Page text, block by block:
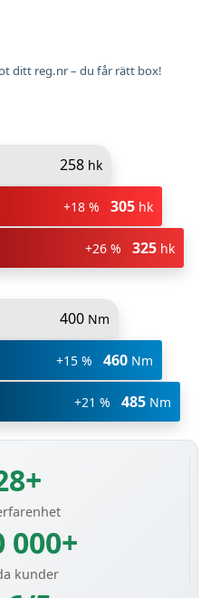
ditt reg.nr – du får rätt box!
258 hk
+18 % 305 hk
+26 % 325 hk
400 Nm
+15 % 460 Nm
+21 % 485 Nm
000+
kunder